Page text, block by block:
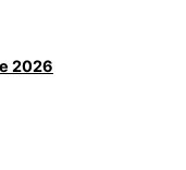
2026